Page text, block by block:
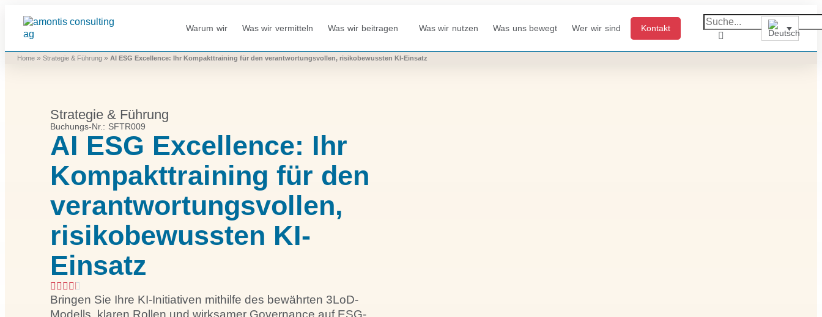
Warum wir Was wir vermitteln Was wir beitragen Was wir nutzen Was uns bewegt Wer wir sind Kontakt
Home » Strategie & Führung » AI ESG Excellence: Ihr Kompakttraining für den verantwortungsvollen, risikobewussten KI-Einsatz
Strategie & Führung
Buchungs-Nr.: SFTR009
AI ESG Excellence: Ihr
Kompakttraining für den
verantwortungsvollen,
risikobewussten KI-
Einsatz
Bringen Sie Ihre KI-Initiativen mithilfe des bewährten 3LoD-
Modells, klaren Rollen und wirksamer Governance auf ESG-